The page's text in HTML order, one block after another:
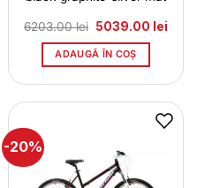
6203.00lei Prețul
a
fost:
6203.00 lei.
5039.00 lei
ADAUGĂ ÎN COȘ
-20%